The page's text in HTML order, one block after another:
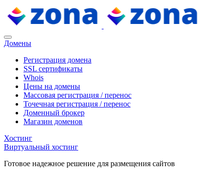
Домены
Регистрация домена
SSL сертификаты
Whois
Цены на домены
Массовая регистрация / перенос
Точечная регистрация / перенос
Доменный брокер
Магазин доменов
Хостинг
Виртуальный хостинг
Готовое надежное решение для размещения сайтов